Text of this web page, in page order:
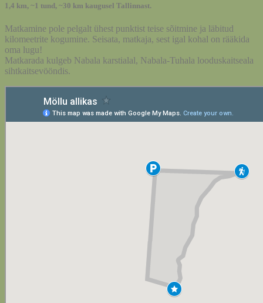
1,4 km, ~1 tund, ~30 km kaugusel Tallinnast.
Matkamine pole pelgalt ühest punktist teise sõitmine ja läbitud
kilomeetrite kogumine. Seisata, matkaja, sest igal kohal on rääkida
oma lugu!
Matkarada kulgeb Nabala karstialal, Nabala-Tuhala looduskaitseala
sihtkaitsevööndis.